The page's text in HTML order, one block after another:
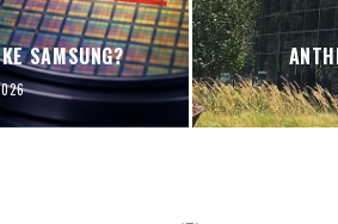
SAMSUNG?